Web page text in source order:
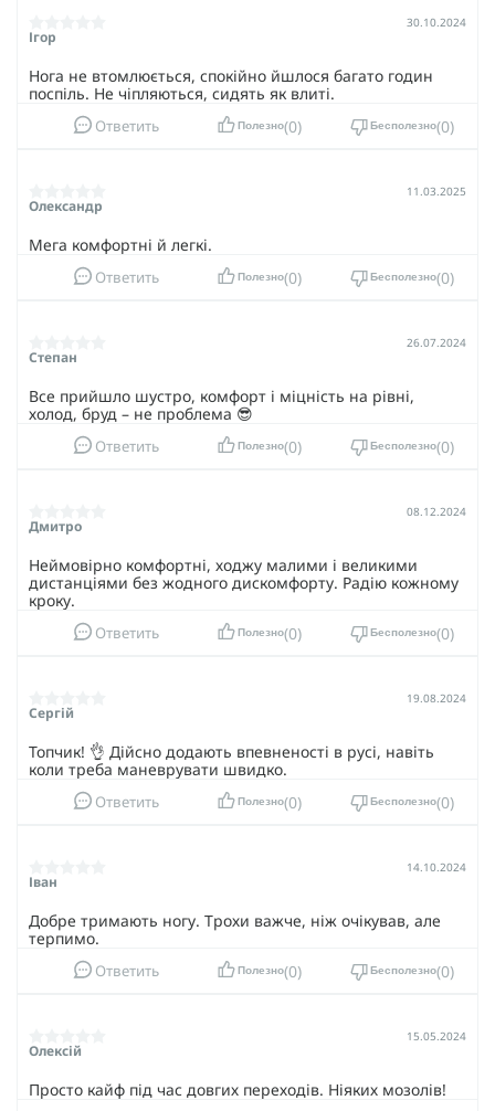
Удобство, надежность и прочность - вот три ключевые
преимущества берцев Salomon Quest 4D GTX Forces 2.
ситуаций, и это уже проверено различными
спецподразделениями. Позвольте Salomon Quest 4D GTX
Forces 2 сделать вашу жизнь комфортнее.
Ігор
30.10.2024
Нога не втомлюється, спокійно йшлося багато годин
поспіль. Не чіпляються, сидять як влиті.
Ответить Полезно 0 Бесполезно 0
Олександр
11.03.2025
Мега комфортні й легкі.
Ответить Полезно 0 Бесполезно 0
Степан
26.07.2024
Все прийшло шустро, комфорт і міцність на рівні,
холод, бруд – не проблема 😎
Ответить Полезно 0 Бесполезно 0
Дмитро
08.12.2024
Неймовірно комфортні, ходжу малими і великими
дистанціями без жодного дискомфорту. Радію кожному
кроку.
Ответить Полезно 0 Бесполезно 0
Сергій
19.08.2024
Топчик! 👌 Дійсно додають впевненості в русі, навіть
коли треба маневрувати швидко.
Ответить Полезно 0 Бесполезно 0
Іван
14.10.2024
Добре тримають ногу. Трохи важче, ніж очікував, але
терпимо.
Ответить Полезно 0 Бесполезно 0
Олексій
15.05.2024
Просто кайф під час довгих переходів. Ніяких мозолів!